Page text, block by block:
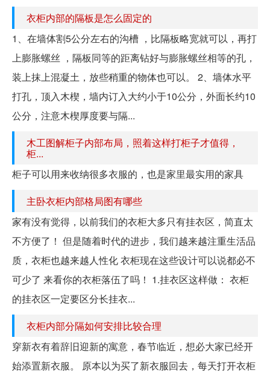
衣柜内部的隔板是怎么固定的
1、在墙体割5公分左右的沟槽 ，比隔板略宽就可以，再打
上膨胀螺丝 ，隔板同等的距离钻好与膨胀螺丝相等的孔，
装上抹上混凝土，放些稍重的物体也可以。 2、墙体水平
打孔，顶入木楔，墙内订入大约小于10公分，外面长约10
公分，注意木楔厚度要与隔...
木工图解柜子内部布局，照着这样打柜子才值得，
柜...
柜子可以用来收纳很多衣服的，也是家里最实用的家具
主卧衣柜内部格局图有哪些
家有没有觉得，以前我们的衣柜大多只有挂衣区，简直太
不方便了！ 但是随着时代的进步，我们越来越注重生活品
质，衣柜也越来越人性化 衣柜现在这些设计可以说都必不
可少了 来看你的衣柜落伍了吗！ 1.挂衣区这样做： 衣柜
的挂衣区一定要区分长挂衣...
衣柜内部分隔如何安排比较合理
穿新衣有着辞旧迎新的寓意，春节临近，想必大家已经开
始添置新衣服。 原本以为买了新衣服回去，每天打开衣柜